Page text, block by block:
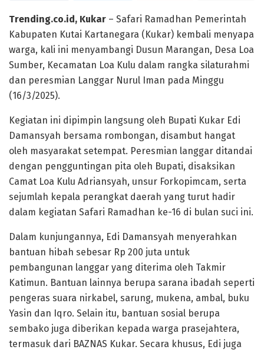
Trending.co.id, Kukar – Safari Ramadhan Pemerintah
Kabupaten Kutai Kartanegara (Kukar) kembali menyapa
warga, kali ini menyambangi Dusun Marangan, Desa Loa
Sumber, Kecamatan Loa Kulu dalam rangka silaturahmi
dan peresmian Langgar Nurul Iman pada Minggu
(16/3/2025).
Kegiatan ini dipimpin langsung oleh Bupati Kukar Edi
Damansyah bersama rombongan, disambut hangat
oleh masyarakat setempat. Peresmian langgar ditandai
dengan pengguntingan pita oleh Bupati, disaksikan
Camat Loa Kulu Adriansyah, unsur Forkopimcam, serta
sejumlah kepala perangkat daerah yang turut hadir
dalam kegiatan Safari Ramadhan ke-16 di bulan suci ini.
Dalam kunjungannya, Edi Damansyah menyerahkan
bantuan hibah sebesar Rp 200 juta untuk
pembangunan langgar yang diterima oleh Takmir
Katimun. Bantuan lainnya berupa sarana ibadah seperti
pengeras suara nirkabel, sarung, mukena, ambal, buku
Yasin dan Iqro. Selain itu, bantuan sosial berupa
sembako juga diberikan kepada warga prasejahtera,
termasuk dari BAZNAS Kukar. Secara khusus, Edi juga